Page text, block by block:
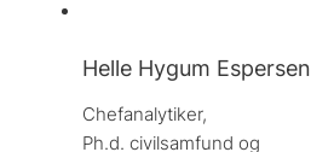
Helle Hygum Espersen
Chefanalytiker,
Ph.d. civilsamfund og